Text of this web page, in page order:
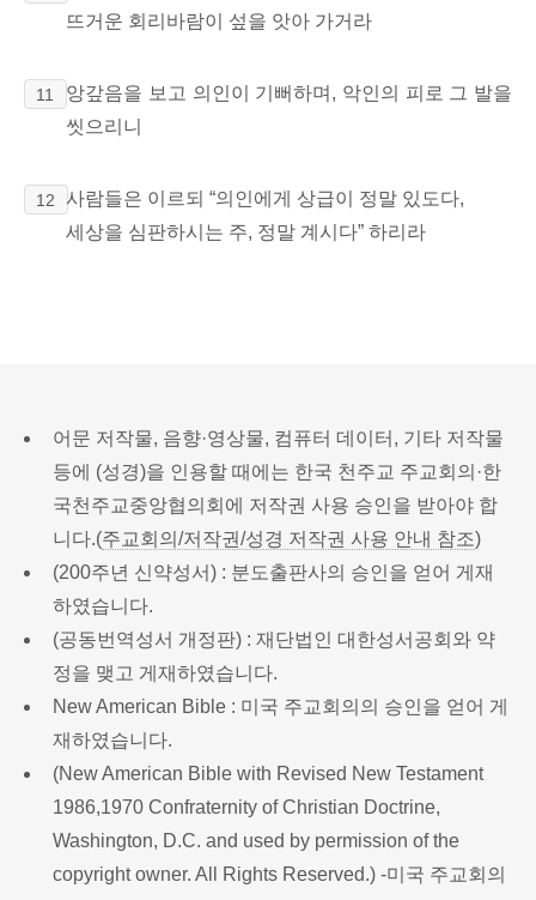
뜨거운 회리바람이 섶을 앗아 가거라
11
앙갚음을 보고 의인이 기뻐하며, 악인의 피로 그 발을
씻으리니
12
사람들은 이르되 “의인에게 상급이 정말 있도다,
세상을 심판하시는 주, 정말 계시다” 하리라
어문 저작물, 음향·영상물, 컴퓨터 데이터, 기타 저작물
등에 (성경)을 인용할 때에는 한국 천주교 주교회의·한
국천주교중앙협의회에 저작권 사용 승인을 받아야 합
니다.(주교회의/저작권/성경 저작권 사용 안내 참조)
(200주년 신약성서) : 분도출판사의 승인을 얻어 게재
하였습니다.
(공동번역성서 개정판) : 재단법인 대한성서공회와 약
정을 맺고 게재하였습니다.
New American Bible : 미국 주교회의의 승인을 얻어 게
재하였습니다.
(New American Bible with Revised New Testament
1986,1970 Confraternity of Christian Doctrine,
Washington, D.C. and used by permission of the
copyright owner. All Rights Reserved.) -미국 주교회의